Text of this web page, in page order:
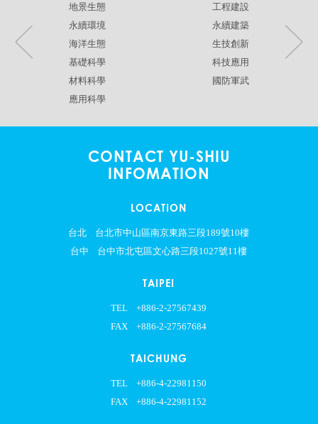
地景生態
永續環境
海洋生態
基礎科學
材料科學
應用科學
工程建設
永續建築
生技創新
科技應用
國防軍武
CONTACT YU-SHIU
INFOMATION
LOCATION
台北
台北市中山區南京東路三段189號10樓
台中
台中市北屯區文心路三段1027號11樓
TAIPEI
TEL
+886-2-27567439
FAX
+886-2-27567684
TAICHUNG
TEL
+886-4-22981150
FAX
+886-4-22981152